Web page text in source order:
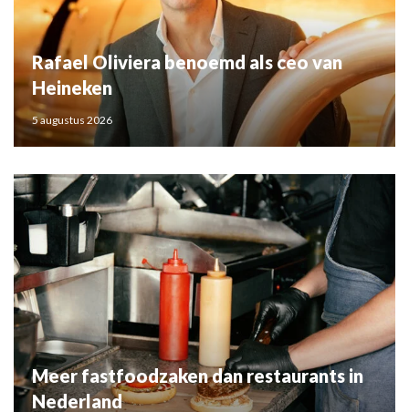
Rafael Oliviera benoemd als ceo van
Heineken
5 augustus 2026
Meer fastfoodzaken dan restaurants in
Nederland